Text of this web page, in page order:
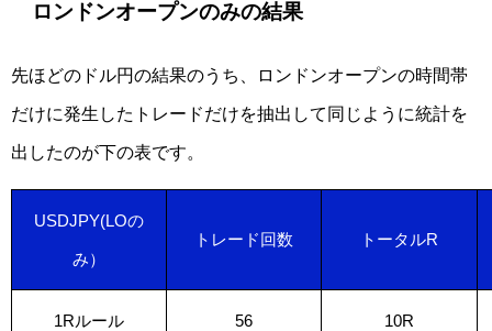
ロンドンオープンのみの結果
先ほどのドル円の結果のうち、ロンドンオープンの時間帯
だけに発生したトレードだけを抽出して同じように統計を
出したのが下の表です。
USDJPY(LOの
み）
トレード回数 トータルR
1Rルール 56 10R